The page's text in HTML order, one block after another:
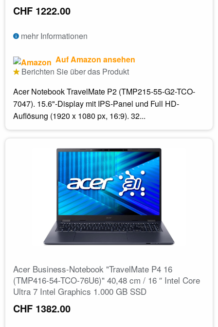
CHF 1222.00
mehr Informationen
Auf Amazon ansehen
Berichten Sie über das Produkt
Acer Notebook TravelMate P2 (TMP215-55-G2-TCO-
7047). 15.6"-Display mit IPS-Panel und Full HD-
Auflösung (1920 x 1080 px, 16:9). 32...
Acer Business-Notebook "TravelMate P4 16
(TMP416-54-TCO-76U6)" 40,48 cm / 16 ″ Intel Core
Ultra 7 Intel Graphics 1.000 GB SSD
CHF 1382.00